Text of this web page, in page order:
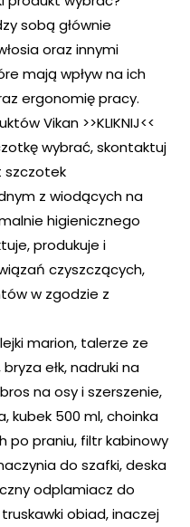
sobą głównie
oraz innymi
mają wpływ na ich
ergonomię pracy.
Vikan >>KLIKNIJ<<
wybrać, skontaktuj
szczotek
z wiodących na
higienicznego
produkuje i
czyszczących,
w zgodzie z
marion, talerze ze
ełk, nadruki na
na osy i szerszenie,
kubek 500 ml, choinka
po praniu, filtr kabinowy
do szafki, deska
odplamiacz do
obiad, inaczej